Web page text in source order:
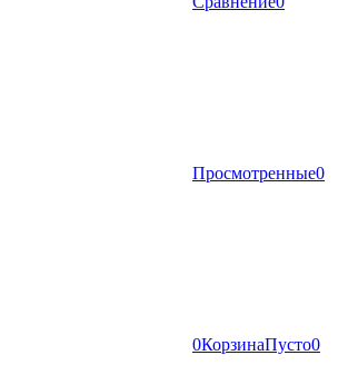
Просмотренные0
0КорзинаПусто0